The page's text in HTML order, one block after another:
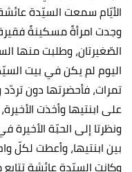
الأيّام سمعت السيّدة
وجدت امرأةً مسكينةً
الصّغيرتان، وطلبت منها
اليوم لم يكن في بيت
تمرات، فأحضرتها دون تردّد
على ابنتيها وأخذت
ونظرتا إلى الحبّة الأخيرة
بين ابنتيها، وأعطت لكلّ
وكانت السيّدة عائشة